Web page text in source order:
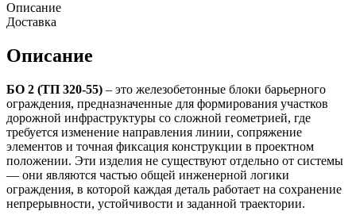
Описание
Доставка
Описание
БО 2 (ТП 320-55) – это железобетонные блоки барьерного
ограждения, предназначенные для формирования участков
дорожной инфраструктуры со сложной геометрией, где
требуется изменение направления линии, сопряжение
элементов и точная фиксация конструкции в проектном
положении. Эти изделия не существуют отдельно от системы
— они являются частью общей инженерной логики
ограждения, в которой каждая деталь работает на сохранение
непрерывности, устойчивости и заданной траектории.